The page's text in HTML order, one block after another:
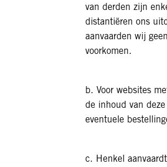
van derden zijn
distantiëren ons
aanvaarden wij
voorkomen.
b. Voor websites
de inhoud van
eventuele
c. Henkel